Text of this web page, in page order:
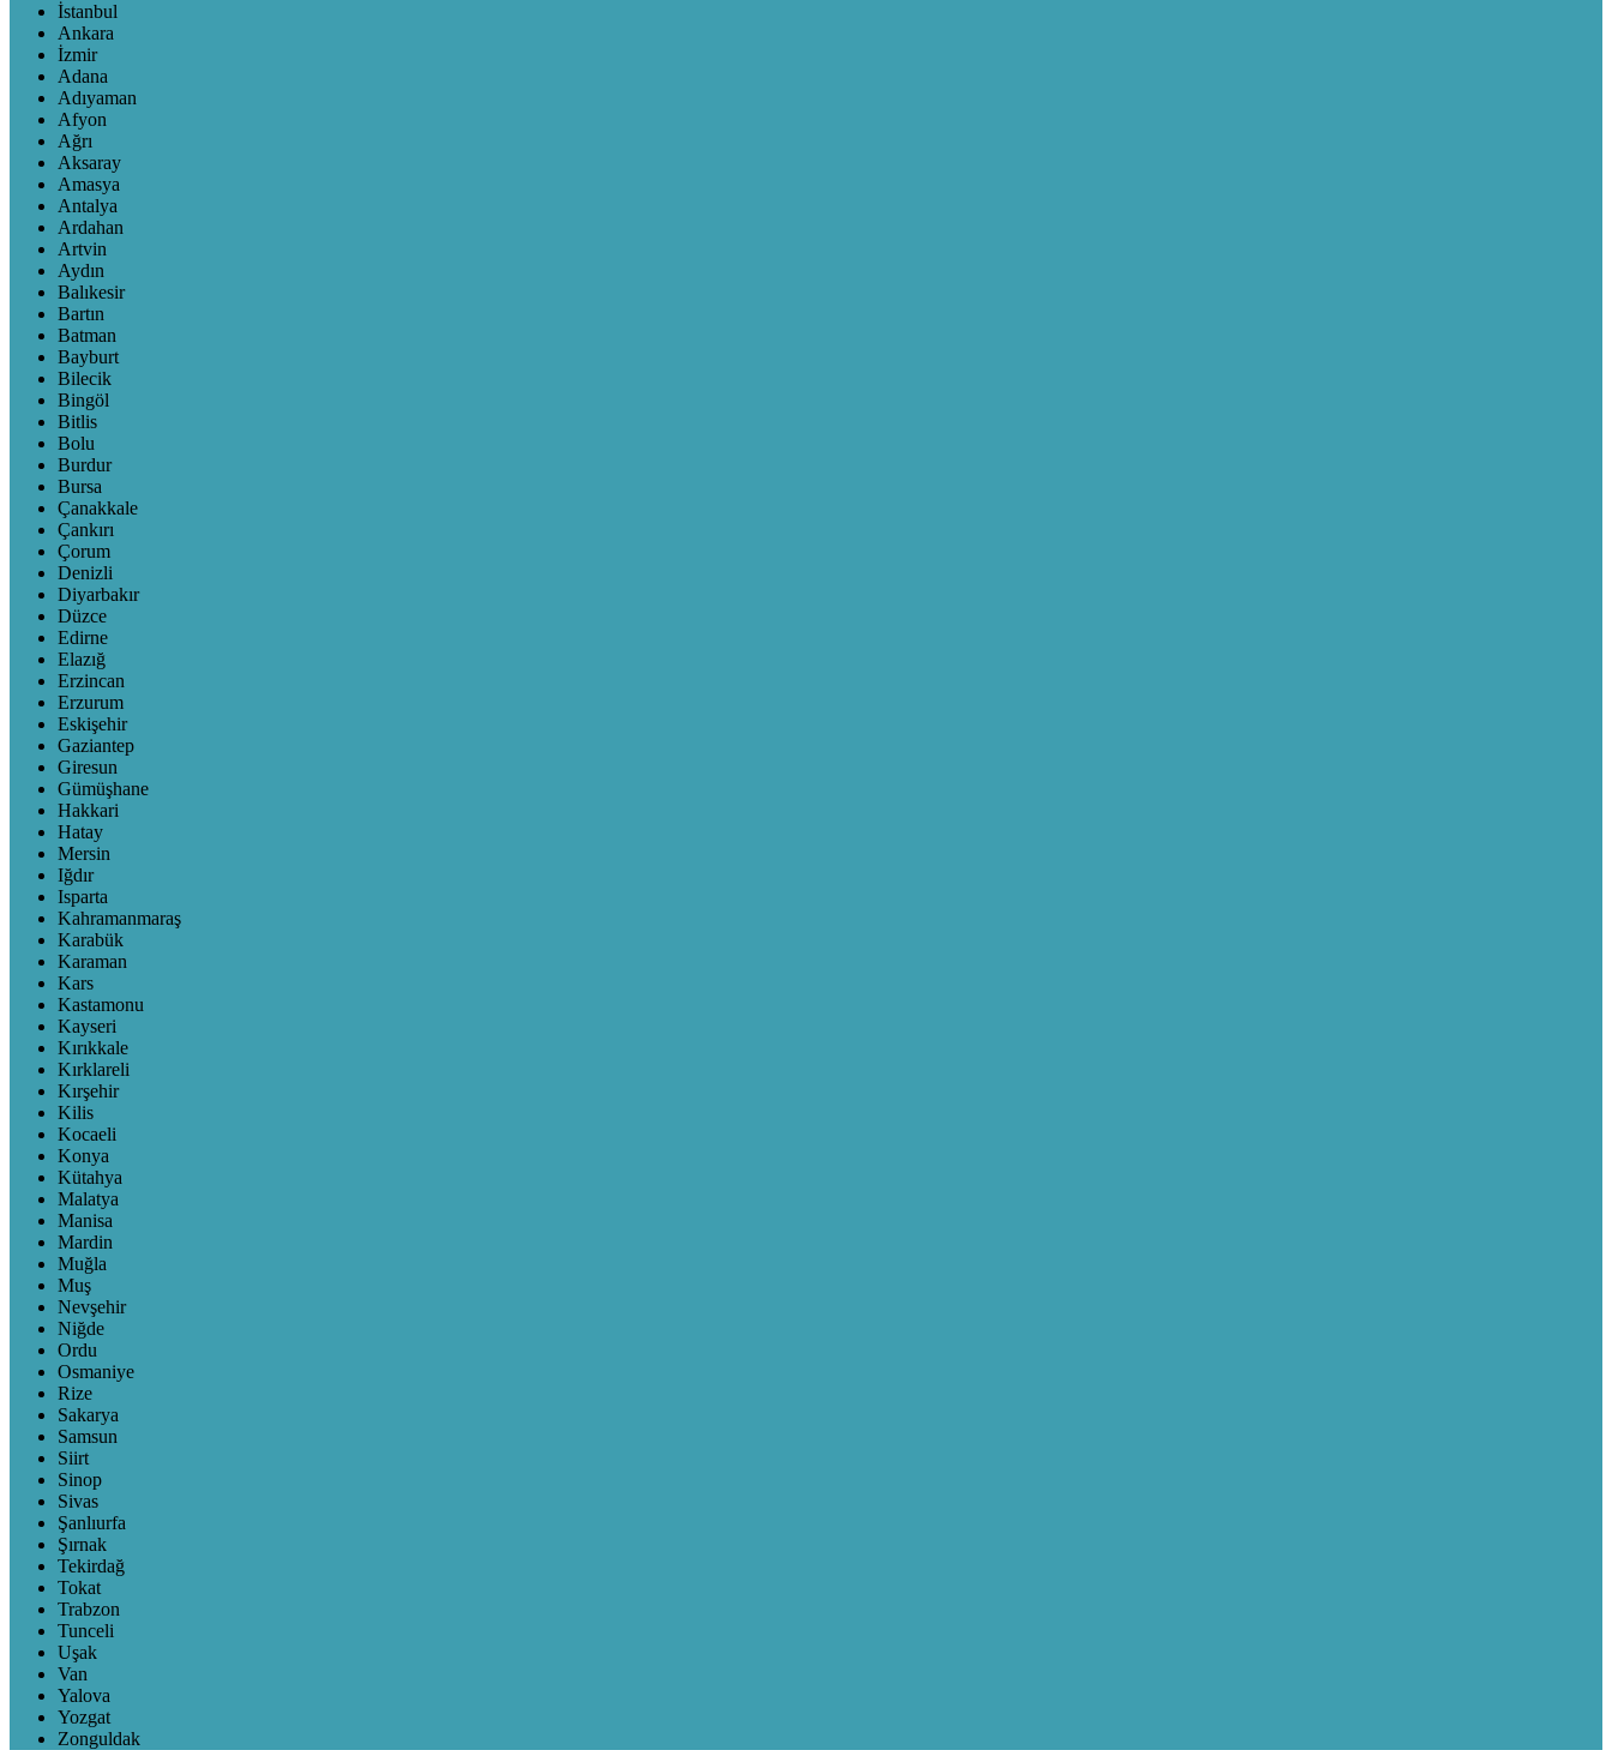
İstanbul
Ankara
İzmir
Adana
Adıyaman
Afyon
Ağrı
Aksaray
Amasya
Antalya
Ardahan
Artvin
Aydın
Balıkesir
Bartın
Batman
Bayburt
Bilecik
Bingöl
Bitlis
Bolu
Burdur
Bursa
Çanakkale
Çankırı
Çorum
Denizli
Diyarbakır
Düzce
Edirne
Elazığ
Erzincan
Erzurum
Eskişehir
Gaziantep
Giresun
Gümüşhane
Hakkari
Hatay
Mersin
Iğdır
Isparta
Kahramanmaraş
Karabük
Karaman
Kars
Kastamonu
Kayseri
Kırıkkale
Kırklareli
Kırşehir
Kilis
Kocaeli
Konya
Kütahya
Malatya
Manisa
Mardin
Muğla
Muş
Nevşehir
Niğde
Ordu
Osmaniye
Rize
Sakarya
Samsun
Siirt
Sinop
Sivas
Şanlıurfa
Şırnak
Tekirdağ
Tokat
Trabzon
Tunceli
Uşak
Van
Yalova
Yozgat
Zonguldak